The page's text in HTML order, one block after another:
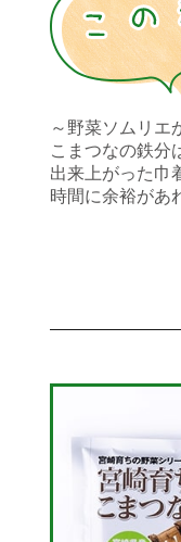
～野菜ソムリエ
こまつなの鉄分
出来上がった巾
時間に余裕があ